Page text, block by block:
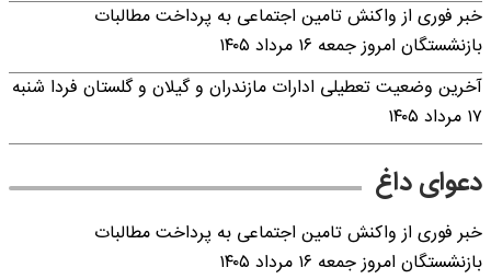
خبر فوری از واکنش تامین اجتماعی به پرداخت مطالبات
بازنشستگان امروز جمعه ۱۶ مرداد ۱۴۰۵
آخرین وضعیت تعطیلی ادارات مازندران و گیلان و گلستان فردا شنبه
۱۷ مرداد ۱۴۰۵
دعوای داغ
خبر فوری از واکنش تامین اجتماعی به پرداخت مطالبات
بازنشستگان امروز جمعه ۱۶ مرداد ۱۴۰۵